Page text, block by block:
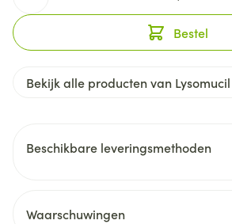
Bestel
Bekijk alle producten van Lysomucil
Beschikbare leveringsmethoden
Waarschuwingen